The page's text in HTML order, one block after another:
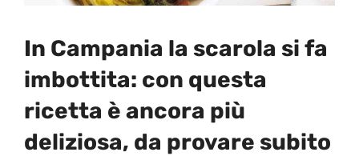
In Campania la scarola si fa
imbottita: con questa
ricetta è ancora più
deliziosa, da provare subito